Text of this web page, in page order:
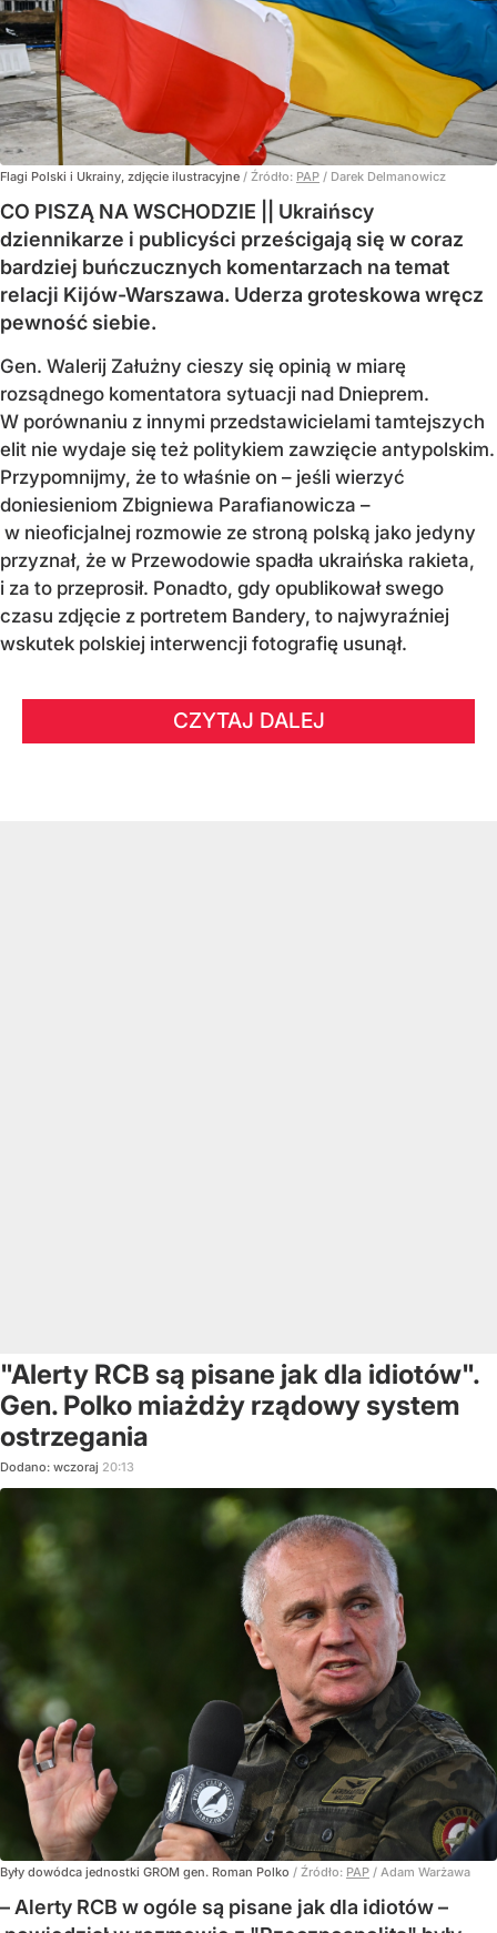
Flagi Polski i Ukrainy, zdjęcie ilustracyjne / Źródło: PAP / Darek Delmanowicz
CO PISZĄ NA WSCHODZIE || Ukraińscy
dziennikarze i publicyści prześcigają się w coraz
bardziej buńczucznych komentarzach na temat
relacji Kijów-Warszawa. Uderza groteskowa wręcz
pewność siebie.
Gen. Walerij Załużny cieszy się opinią w miarę
rozsądnego komentatora sytuacji nad Dnieprem.
W porównaniu z innymi przedstawicielami tamtejszych
elit nie wydaje się też politykiem zawzięcie antypolskim.
Przypomnijmy, że to właśnie on – jeśli wierzyć
doniesieniom Zbigniewa Parafianowicza –
w nieoficjalnej rozmowie ze stroną polską jako jedyny
przyznał, że w Przewodowie spadła ukraińska rakieta,
i za to przeprosił. Ponadto, gdy opublikował swego
czasu zdjęcie z portretem Bandery, to najwyraźniej
wskutek polskiej interwencji fotografię usunął.
CZYTAJ DALEJ
"Alerty RCB są pisane jak dla idiotów".
Gen. Polko miażdży rządowy system
ostrzegania
Dodano: wczoraj 20:13
Były dowódca jednostki GROM gen. Roman Polko / Źródło: PAP / Adam Warżawa
– Alerty RCB w ogóle są pisane jak dla idiotów –